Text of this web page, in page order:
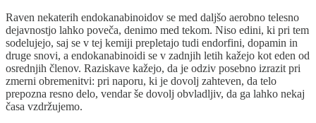
Raven nekaterih endokanabinoidov se med daljšo aerobno telesno
dejavnostjo lahko poveča, denimo med tekom. Niso edini, ki pri tem
sodelujejo, saj se v tej kemiji prepletajo tudi endorfini, dopamin in
druge snovi, a endokanabinoidi se v zadnjih letih kažejo kot eden od
osrednjih členov. Raziskave kažejo, da je odziv posebno izrazit pri
zmerni obremenitvi: pri naporu, ki je dovolj zahteven, da telo
prepozna resno delo, vendar še dovolj obvladljiv, da ga lahko nekaj
časa vzdržujemo.